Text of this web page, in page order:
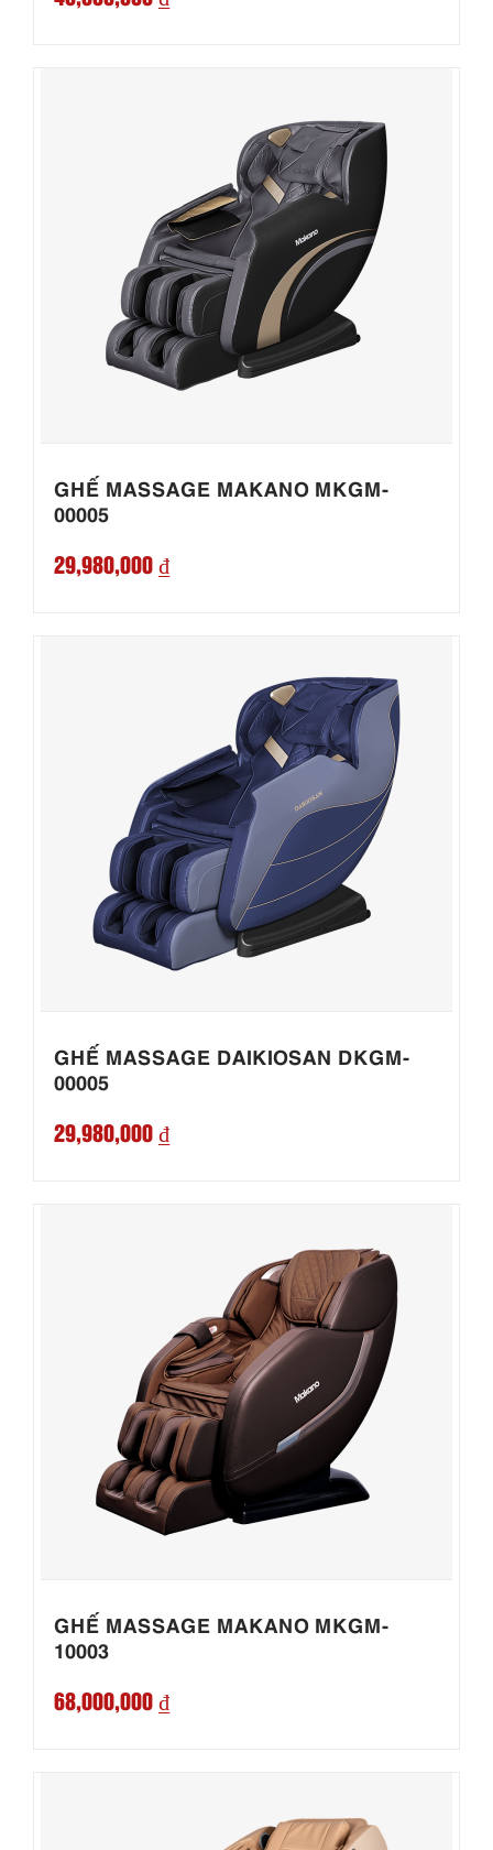
GHẾ MASSAGE MAKANO MKGM-
00005
29,980,000 ₫
GHẾ MASSAGE DAIKIOSAN DKGM-
00005
29,980,000 ₫
GHẾ MASSAGE MAKANO MKGM-
10003
68,000,000 ₫